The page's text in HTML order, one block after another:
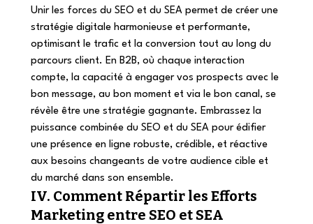
Unir les forces du SEO et du SEA permet de créer une
stratégie digitale harmonieuse et performante,
optimisant le trafic et la conversion tout au long du
parcours client. En B2B, où chaque interaction
compte, la capacité à engager vos prospects avec le
bon message, au bon moment et via le bon canal, se
révèle être une stratégie gagnante. Embrassez la
puissance combinée du SEO et du SEA pour édifier
une présence en ligne robuste, crédible, et réactive
aux besoins changeants de votre audience cible et
du marché dans son ensemble.
IV. Comment Répartir les Efforts
Marketing entre SEO et SEA